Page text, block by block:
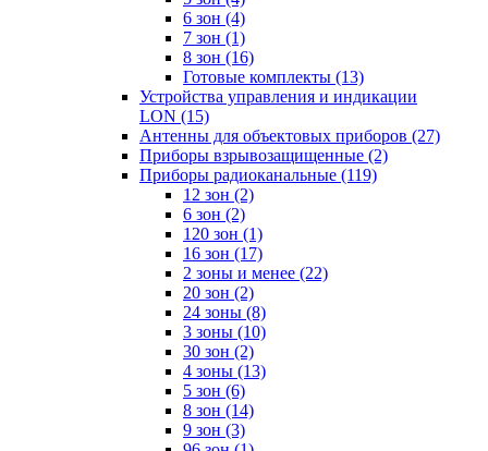
6 зон (4)
7 зон (1)
8 зон (16)
Готовые комплекты (13)
Устройства управления и индикации
LON (15)
Антенны для объектовых приборов (27)
Приборы взрывозащищенные (2)
Приборы радиоканальные (119)
12 зон (2)
6 зон (2)
120 зон (1)
16 зон (17)
2 зоны и менее (22)
20 зон (2)
24 зоны (8)
3 зоны (10)
30 зон (2)
4 зоны (13)
5 зон (6)
8 зон (14)
9 зон (3)